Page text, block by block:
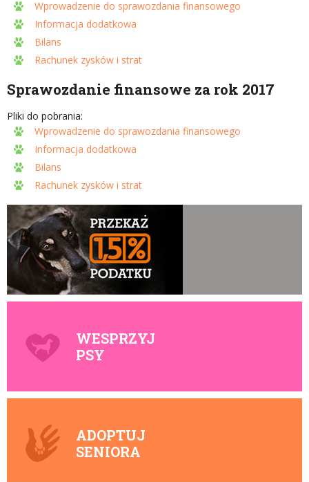
Wprowadzenie do sprawozdania finansowego
Informacja dodatkowa
Bilans
Rachunek zysków i strat
Sprawozdanie finansowe za rok 2017
Pliki do pobrania:
Wprowadzenie do sprawozdania finansowego
Informacja dodatkowa
Bilans
Rachunek zysków i strat
WESPRZYJ
PSY
ADOPTUJ
SENIORA